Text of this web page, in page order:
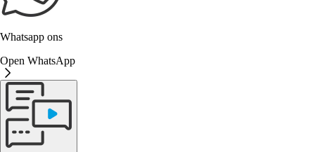
Whatsapp ons
Open WhatsApp